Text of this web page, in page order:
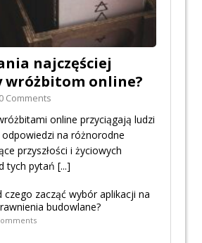
najczęściej
wróżbitom online?
Comments
online przyciągają ludzi
na różnorodne
przyszłości i życiowych
tych pytań [...]
czego zacząć wybór aplikacji na
budowlane?